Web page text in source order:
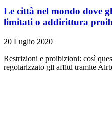
Le città nel mondo dove
limitati o addirittura
20 Luglio 2020
Restrizioni e proibizioni: così
regolarizzato gli affitti tramite